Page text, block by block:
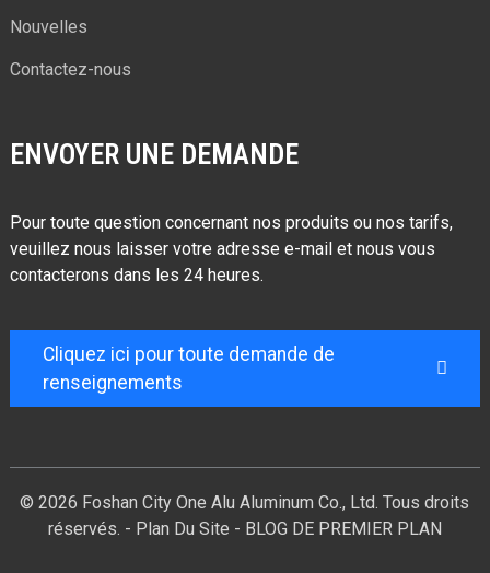
Nouvelles
Contactez-nous
ENVOYER UNE DEMANDE
Pour toute question concernant nos produits ou nos tarifs,
veuillez nous laisser votre adresse e-mail et nous vous
contacterons dans les 24 heures.
Cliquez ici pour toute demande de
renseignements
© 2026 Foshan City One Alu Aluminum Co., Ltd. Tous droits
réservés. - Plan Du Site - BLOG DE PREMIER PLAN